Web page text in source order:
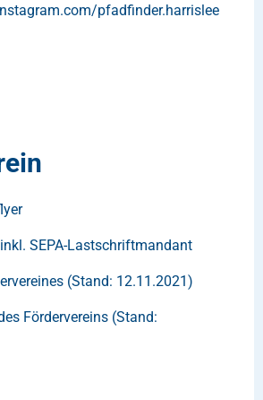
pfadfinder.harrislee
SEPA-Lastschriftmandant
(Stand: 12.11.2021)
Fördervereins (Stand: